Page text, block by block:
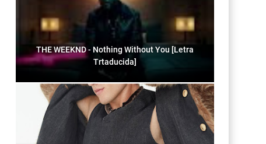
THE WEEKND - Nothing Without You [Letra
Trtaducida]